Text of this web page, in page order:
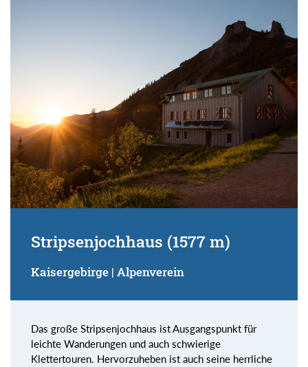
Stripsenjochhaus (1577 m)
Kaisergebirge | Alpenverein
Das große Stripsenjochhaus ist Ausgangspunkt für
leichte Wanderungen und auch schwierige
Klettertouren. Hervorzuheben ist auch seine herrliche